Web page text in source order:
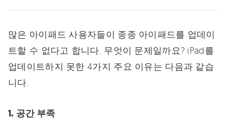
많은 아이패드 사용자들이 종종 아이패드를 업데이
트할 수 없다고 합니다. 무엇이 문제일까요? iPad를
업데이트하지 못한 4가지 주요 이유는 다음과 같습
니다.
1. 공간 부족